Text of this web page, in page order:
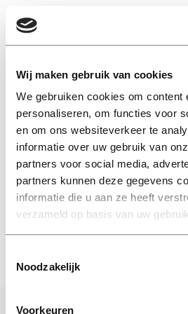
Wij maken gebruik van cookies
We gebruiken cookies om content
personaliseren, om functies voor
en om ons websiteverkeer te
informatie over uw gebruik van
partners voor social media,
partners kunnen deze gegevens
informatie die u aan ze heeft
verzameld op basis van uw
Noodzakelijk
Voorkeuren
taboes doorbreken
Nieuws
De cover
nodig of
08